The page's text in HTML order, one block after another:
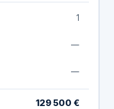
1
—
—
129 500 €